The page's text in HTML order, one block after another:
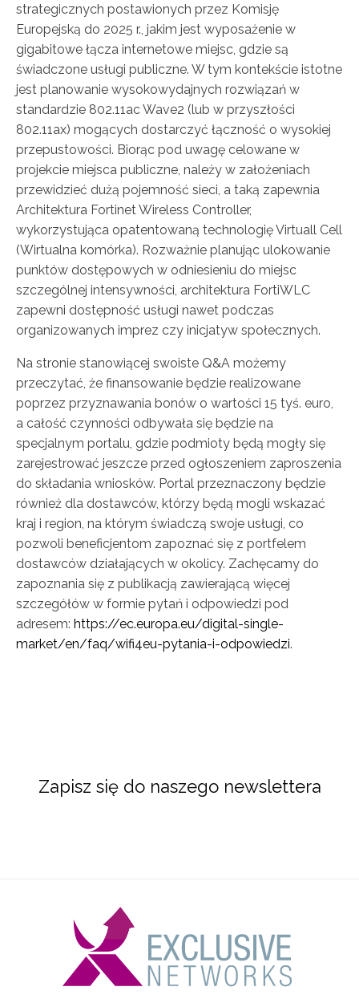
strategicznych postawionych przez Komisję
Europejską do 2025 r., jakim jest wyposażenie w
gigabitowe łącza internetowe miejsc, gdzie są
świadczone usługi publiczne. W tym kontekście istotne
jest planowanie wysokowydajnych rozwiązań w
standardzie 802.11ac Wave2 (lub w przyszłości
802.11ax) mogących dostarczyć łączność o wysokiej
przepustowości. Biorąc pod uwagę celowane w
projekcie miejsca publiczne, należy w założeniach
przewidzieć dużą pojemność sieci, a taką zapewnia
Architektura Fortinet Wireless Controller,
wykorzystująca opatentowaną technologię Virtuall Cell
(Wirtualna komórka). Rozważnie planując ulokowanie
punktów dostępowych w odniesieniu do miejsc
szczególnej intensywności, architektura FortiWLC
zapewni dostępność usługi nawet podczas
organizowanych imprez czy inicjatyw społecznych.
Na stronie stanowiącej swoiste Q&A możemy
przeczytać, że finansowanie będzie realizowane
poprzez przyznawania bonów o wartości 15 tyś. euro,
a całość czynności odbywała się będzie na
specjalnym portalu, gdzie podmioty będą mogły się
zarejestrować jeszcze przed ogłoszeniem zaproszenia
do składania wniosków. Portal przeznaczony będzie
również dla dostawców, którzy będą mogli wskazać
kraj i region, na którym świadczą swoje usługi, co
pozwoli beneficjentom zapoznać się z portfelem
dostawców działających w okolicy. Zachęcamy do
zapoznania się z publikacją zawierającą więcej
szczegółów w formie pytań i odpowiedzi pod
adresem: https://ec.europa.eu/digital-single-
market/en/faq/wifi4eu-pytania-i-odpowiedzi.
Zapisz się do naszego newslettera